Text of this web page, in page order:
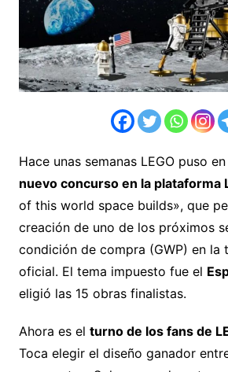
Hace unas semanas LEGO puso
nuevo concurso en la plataforma
of this world space builds», que
creación de uno de los próximos
condición de compra (GWP) en la
oficial. El tema impuesto fue el
eligió las 15 obras finalistas.
Ahora es el turno de los fans de
Toca elegir el diseño ganador